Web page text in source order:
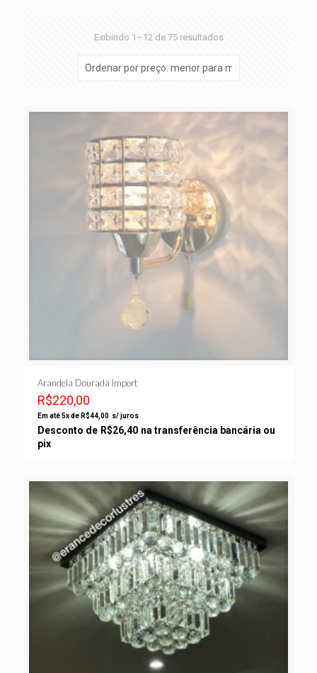
Exibindo 1–12 de 75 resultados
Arandela Dourada Import
R$220,00
Em até 5x de R$44,00 s/ juros
Desconto de R$26,40 na transferência bancária ou
pix